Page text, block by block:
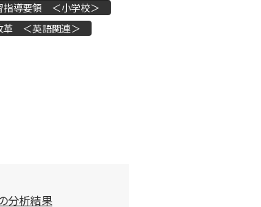
指導要領 ＜小学校＞
革 ＜英語関連＞
分析結果